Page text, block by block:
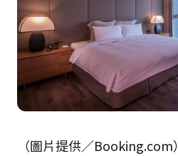
（圖片提供／Booking.com）